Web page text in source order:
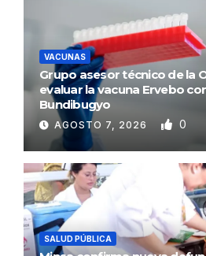
VACUNAS
Grupo asesor técnico de la
evaluar la vacuna Ervebo
Bundibugyo
AGOSTO 7, 2026 0
SALUD PÚBLICA